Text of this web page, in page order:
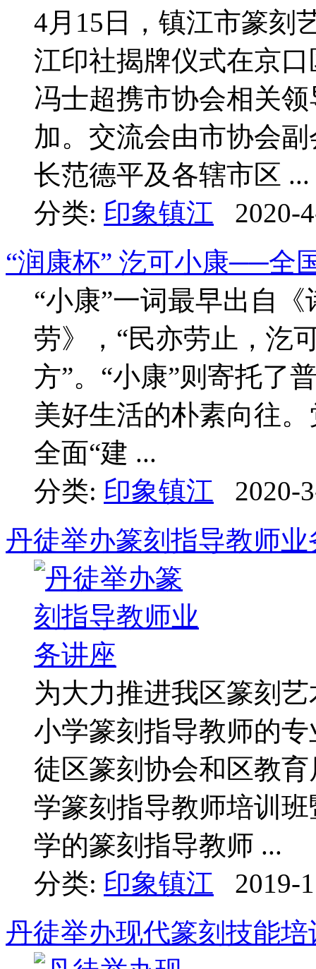
4月15日，镇江市篆刻
江印社揭牌仪式在京
冯士超携市协会相关
加。交流会由市协会
长范德平及各辖市区 ...
分类: 印象镇江
2020-
“润康杯” 汔可小康──全
“小康”一词最早出自
劳》，“民亦劳止，汔
方”。“小康”则寄托了
美好生活的朴素向往
全面“建 ...
分类: 印象镇江
2020-
丹徒举办篆刻指导教师业
为大力推进我区篆刻
小学篆刻指导教师的
徒区篆刻协会和区教
学篆刻指导教师培训
学的篆刻指导教师 ...
分类: 印象镇江
2019-
丹徒举办现代篆刻技能培